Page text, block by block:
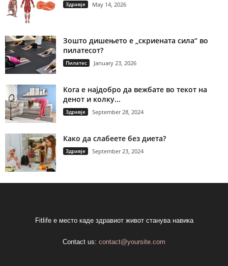
Здравје May 14, 2026
Зошто дишењето е „скриената сила“ во
пилатесот?
Пилатес January 23, 2026
Кога е најдобро да вежбате во текот на
денот и колку...
Здравје September 28, 2024
Како да слабеете без диета?
Здравје September 23, 2024
Fitlife е место каде здравиот живот станува навика
Contact us: contact@yoursite.com